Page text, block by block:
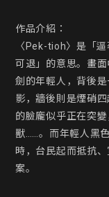
作品介紹：
〈Pek-tioh〉是「
可退」的意思。畫
劍的年輕人，背後
影，牆後則是煙硝
的臉龐似乎正在突
獸……。而年輕人黑
時，台民起而抵抗
案。